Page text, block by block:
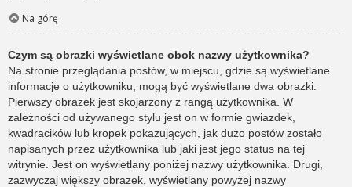
Na górę
Czym są obrazki wyświetlane obok nazwy użytkownika?
Na stronie przeglądania postów, w miejscu, gdzie są wyświetlane
informacje o użytkowniku, mogą być wyświetlane dwa obrazki.
Pierwszy obrazek jest skojarzony z rangą użytkownika. W
zależności od używanego stylu jest on w formie gwiazdek,
kwadracików lub kropek pokazujących, jak dużo postów zostało
napisanych przez użytkownika lub jaki jest jego status na tej
witrynie. Jest on wyświetlany poniżej nazwy użytkownika. Drugi,
zazwyczaj większy obrazek, wyświetlany powyżej nazwy